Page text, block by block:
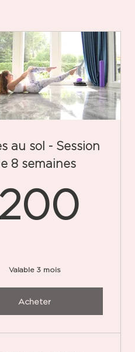
au sol - Session
8 semaines
200
Valable 3 mois
Acheter